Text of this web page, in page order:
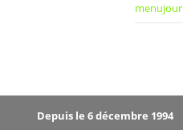
menujour
Depuis le 6 décembre 1994